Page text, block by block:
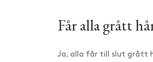
Får alla grått
Ja, alla får till slut grått